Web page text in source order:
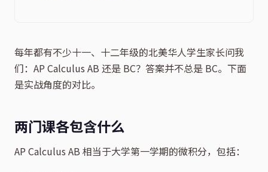
每年都有不少十一、十二年级的北美华人学生家长问我
们：AP Calculus AB 还是 BC？答案并不总是 BC。下面
是实战角度的对比。
两门课各包含什么
AP Calculus AB 相当于大学第一学期的微积分，包括：